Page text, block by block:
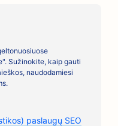
Sužinokite, kaip gauti
naudodamiesi
paslaugų SEO